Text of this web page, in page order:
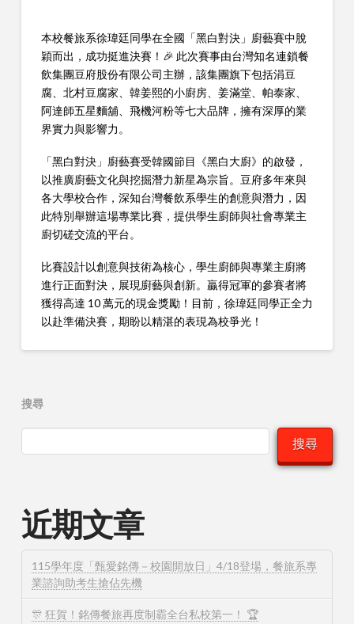
本校餐旅系徐瑋廷同學在全國「黑白對決」廚藝賽中脫
穎而出，成功挺進決賽！🎉 此次賽事由台灣知名連鎖餐
飲集團豆府股份有限公司主辦，該集團旗下包括涓豆
腐、北村豆腐家、韓姜熙的小廚房、姜滿堂、帕泰家、
阿達師五星麵舖、飛機河粉等七大品牌，擁有深厚的業
界實力與影響力。
「黑白對決」廚藝賽受韓國節目《黑白大廚》的啟發，
以推廣廚藝文化與挖掘潛力新星為宗旨。豆府多年來與
各大學校合作，深知台灣餐飲系學生的創意與潛力，因
此特別舉辦這場專業比賽，提供學生廚師與社會專業主
廚切磋交流的平台。
比賽設計以創意與技術為核心，學生廚師與專業主廚將
進行正面對決，展現廚藝與創新。贏得冠軍的參賽者將
獲得高達 10 萬元的現金獎勵！目前，徐瑋廷同學正全力
以赴準備決賽，期盼以精湛的表現為校爭光！
搜尋
搜尋
近期文章
115學年度「甄愛銘傳－校園開放日」4/18登場，餐旅系專
業諮詢助考生搶佔先機
🎊 狂賀！銘傳餐旅再度制霸全台私校第一！ 🏆